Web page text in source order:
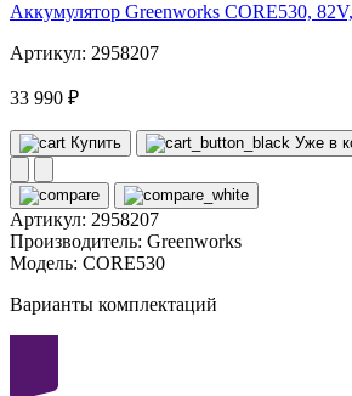
Аккумулятор Greenworks CORE530,
Артикул: 2958207
33 990 ₽
Купить Уже в
Артикул: 2958207
Производитель: Greenworks
Модель: CORE530
Варианты комплектаций